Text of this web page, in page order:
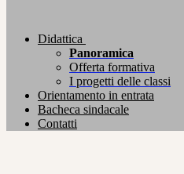
Didattica
Panoramica
Offerta formativa
I progetti delle classi
Orientamento in entrata
Bacheca sindacale
Contatti